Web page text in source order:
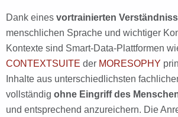
Dank eines vortrainierten
menschlichen Sprache und wichtiger
Kontexte sind Smart-Data-Plattformen
CONTEXTSUITE der MORESOPHY
Inhalte aus unterschiedlichsten
vollständig ohne Eingriff des
und entsprechend anzureichern. Die